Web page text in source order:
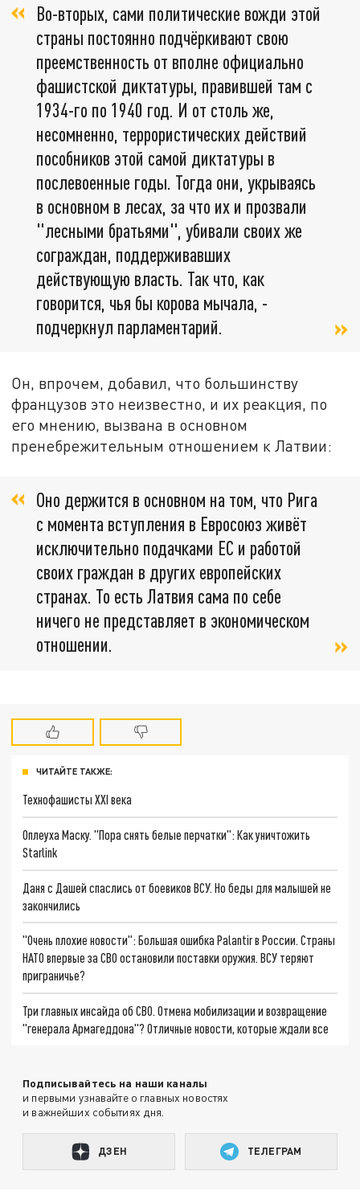
Во-вторых, сами политические вожди этой
страны постоянно подчёркивают свою
преемственность от вполне официально
фашистской диктатуры, правившей там с
1934-го по 1940 год. И от столь же,
несомненно, террористических действий
пособников этой самой диктатуры в
послевоенные годы. Тогда они, укрываясь
в основном в лесах, за что их и прозвали
"лесными братьями", убивали своих же
сограждан, поддерживавших
действующую власть. Так что, как
говорится, чья бы корова мычала, -
подчеркнул парламентарий.
Он, впрочем, добавил, что большинству
французов это неизвестно, и их реакция, по
его мнению, вызвана в основном
пренебрежительным отношением к Латвии:
Оно держится в основном на том, что Рига
с момента вступления в Евросоюз живёт
исключительно подачками ЕС и работой
своих граждан в других европейских
странах. То есть Латвия сама по себе
ничего не представляет в экономическом
отношении.
ЧИТАЙТЕ ТАКЖЕ:
Технофашисты XXI века
Оплеуха Маску. "Пора снять белые перчатки": Как уничтожить
Starlink
Даня с Дашей спаслись от боевиков ВСУ. Но беды для малышей не
закончились
"Очень плохие новости": Большая ошибка Palantir в России. Страны
НАТО впервые за СВО остановили поставки оружия. ВСУ теряют
приграничье?
Три главных инсайда об СВО. Отмена мобилизации и возвращение
"генерала Армагеддона"? Отличные новости, которые ждали все
Подписывайтесь на наши каналы
и первыми узнавайте о главных новостях
и важнейших событиях дня.
ДЗЕН ТЕЛЕГРАМ